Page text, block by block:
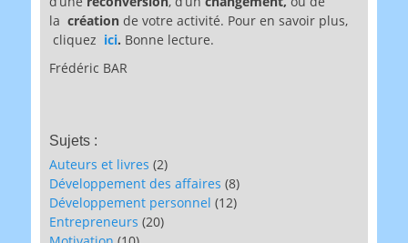
la création de votre activité. Pour en savoir plus,
cliquez ici. Bonne lecture.
Frédéric BAR
Sujets :
Auteurs et livres (2)
Développement des affaires (8)
Développement personnel (12)
Entrepreneurs (20)